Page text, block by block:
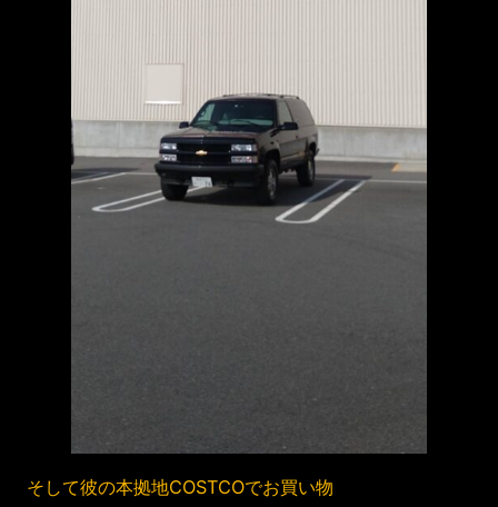
そして彼の本拠地COSTCOでお買い物